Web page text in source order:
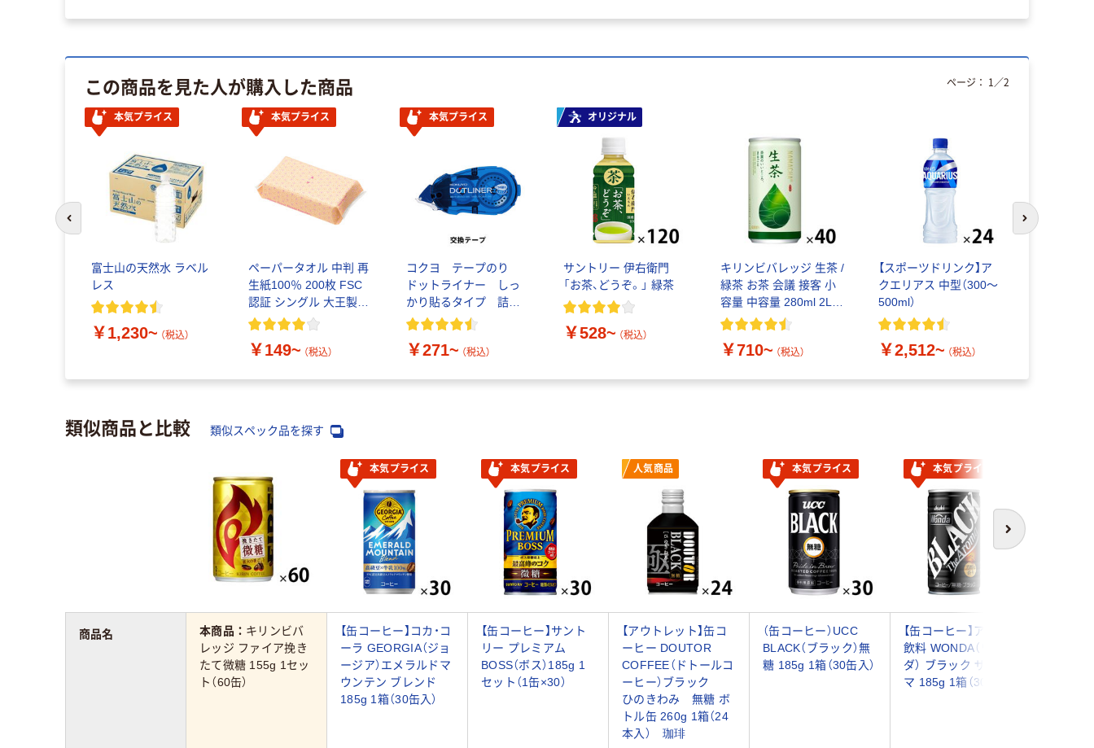
この商品を見た人が購入した商品
本気プライス
富士山の天然水 ラベル
レス
￥1,230~ （税込）
本気プライス
ペーパータオル 中判 再
生紙100％ 200枚 FSC
認証 シングル 大王製紙
共同企画 オリジナル
￥149~ （税込）
本気プライス
コクヨ テープのり
ドットライナー しっ
かり貼るタイプ 詰め
替えテープ
￥271~ （税込）
オリジナル
サントリー 伊右衛門
「お茶、どうぞ。」 緑茶
￥528~ （税込）
キリンビバレッジ 生茶 /
緑茶 お茶 会議 接客 小
容量 中容量 280ml 2L
ペットボトル 紙パック
￥710~ （税込）
【スポーツドリンク】ア
クエリアス 中型（300～
500ml）
￥2,512~ （税込）
ページ： 1 ／2
次のスライド
類似商品と比較 類似スペック品を探す
次へ
本気プライス 本気プライス 人気商品 本気プライス 本気プライス
本商品： キリンビバ
レッジ ファイア挽き
たて微糖 155g 1セッ
ト（60缶）
【缶コーヒー】コカ・コ
ーラ GEORGIA（ジョ
ージア）エメラルドマ
ウンテン ブレンド
185g 1箱（30缶入）
【缶コーヒー】サント
リー プレミアム
BOSS（ボス）185g 1
セット（1缶×30）
【アウトレット】缶コ
ーヒー DOUTOR
COFFEE（ドトールコ
ーヒー）ブラック
ひのきわみ 無糖 ボ
トル缶 260g 1箱（24
本入） 珈琲
（缶コーヒー）UCC
BLACK（ブラック）無
糖 185g 1箱（30缶入）
【缶コーヒー】アサヒ
飲料 WONDA（ワン
ダ） ブラック ザ アロ
マ 185g 1箱（30缶入）
商品名